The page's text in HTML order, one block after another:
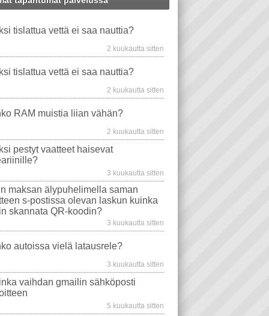
PLAYER
TIETOKONEET
PROSESSORIT WINDOWS VISTA
NÄYTÖT WINDOWS 10
WLAN
AJURIT VIRUSTORJUNTA
YOUTUBE
VIDEON TOISTO SAMSUNG
tislattua vettä ei saa nauttia?
2 kuukautta sitten
tislattua vettä ei saa nauttia?
2 kuukautta sitten
RAM muistia liian vähän?
2 kuukautta sitten
pestyt vaatteet haisevat
3 kuukautta sitten
maksan älypuhelimella saman
s-postissa olevan laskun kuinka
skannata QR-koodin?
3 kuukautta sitten
autoissa vielä latausrele?
3 kuukautta sitten
vaihdan gmailin sähköposti
5 kuukautta sitten